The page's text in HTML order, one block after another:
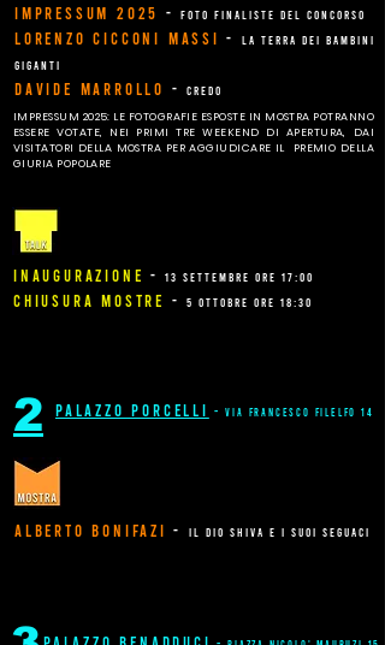
impressum 2025 -foto finaliste del concorso
lorenzo cicconi massi -
la terra dei bambini
giganti
davide marrollo -
credo
IMPRESSUM 2025: LE FOTOGRAFIE ESPOSTE IN MOSTRA POTRANNO
ESSERE VOTATE, NEI PRIMI TRE WEEKEND DI APERTURA, DAI
VISITATORI DELLA MOSTRA PER AGGIUDICARE IL PREMIO DELLA
GIURIA POPOLARE
inaugurazione -13 settembre ore 17:00
chiusura mostre - 5 ottobre ore 18:30
2 palazzo porcelli -via francesco filelfo 14
alberto bonifazi - il dio shiva e i suoi seguaci